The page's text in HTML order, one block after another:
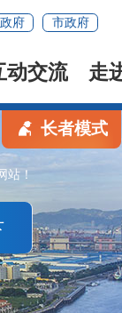
府 市政府
动交流 走
站！
长者模式